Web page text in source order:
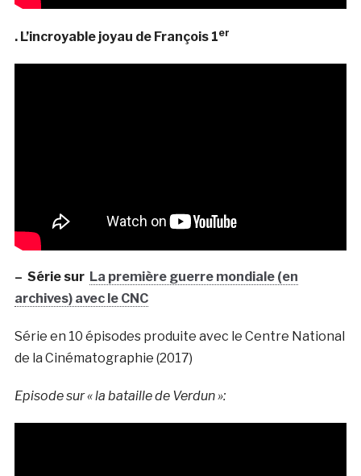
. L’incroyable joyau de François 1er
– Série sur La première guerre mondiale (en
archives) avec le CNC
Série en 10 épisodes produite avec le Centre National
de la Cinématographie (2017)
Episode sur « la bataille de Verdun »: